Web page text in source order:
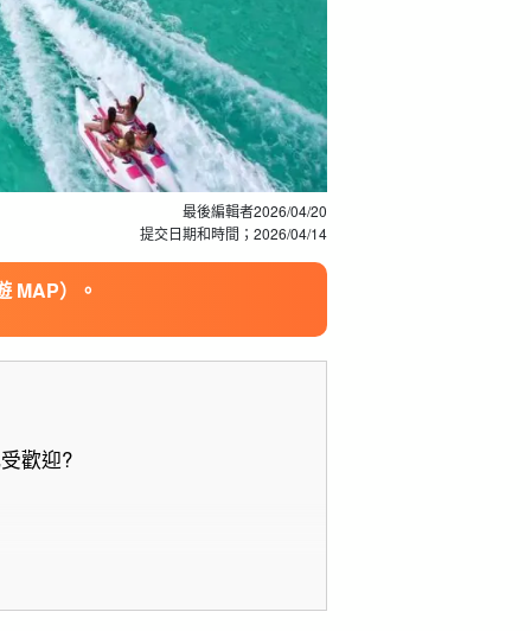
最後編輯者2026/04/20
提交日期和時間； 2026/04/14
MAP）。
歡迎?